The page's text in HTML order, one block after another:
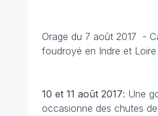
Orage du 7 août 2017 -
foudroyé en Indre et Loire
10 et 11 août 2017: Une
occasionne des chutes